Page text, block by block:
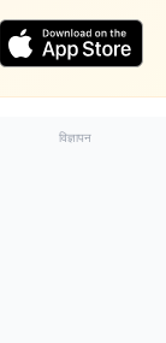
विज्ञापन